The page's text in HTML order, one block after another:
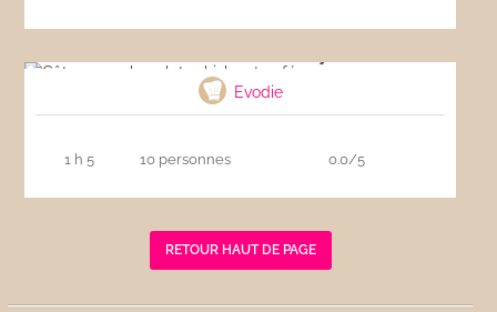
Evodie
1 h 5 10 personnes 0.0/5
RETOUR HAUT DE PAGE